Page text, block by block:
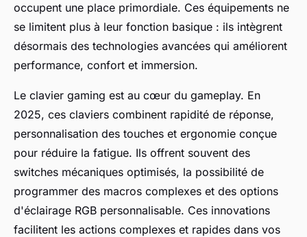
occupent une place primordiale. Ces équipements ne
se limitent plus à leur fonction basique : ils intègrent
désormais des technologies avancées qui améliorent
performance, confort et immersion.
Le clavier gaming est au cœur du gameplay. En
2025, ces claviers combinent rapidité de réponse,
personnalisation des touches et ergonomie conçue
pour réduire la fatigue. Ils offrent souvent des
switches mécaniques optimisés, la possibilité de
programmer des macros complexes et des options
d'éclairage RGB personnalisable. Ces innovations
facilitent les actions complexes et rapides dans vos